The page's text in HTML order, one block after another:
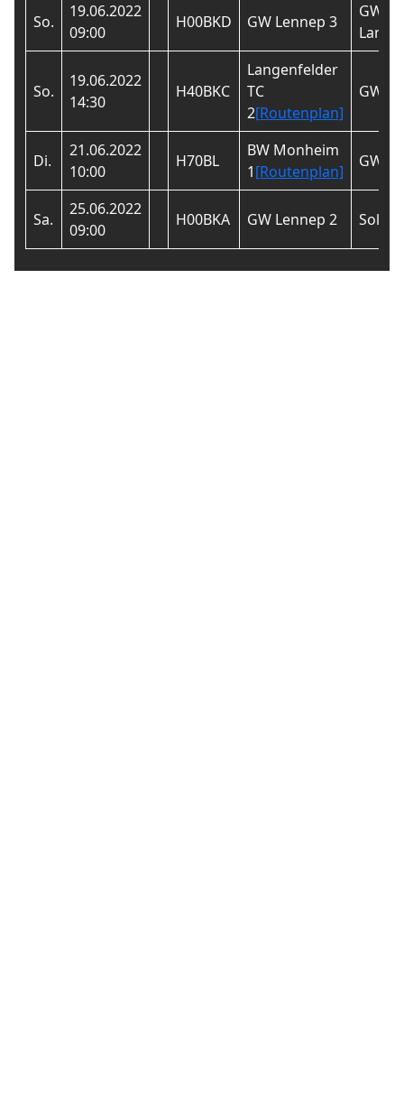
So.
19.06.2022
09:00
H00BKD GW Lennep 3
GW
So.
19.06.2022
14:30
H40BKC
Langenfelder
TC
2[Routenplan]
GW
Di.
21.06.2022
10:00
H70BL
BW Monheim
1[Routenplan]
GW
Sa.
25.06.2022
09:00
H00BKA GW Lennep 2